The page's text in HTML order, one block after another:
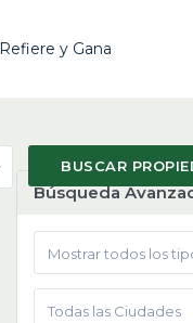
Refiere y Gana
Búsqueda
Mostrar todos los
Todas las Ciudades